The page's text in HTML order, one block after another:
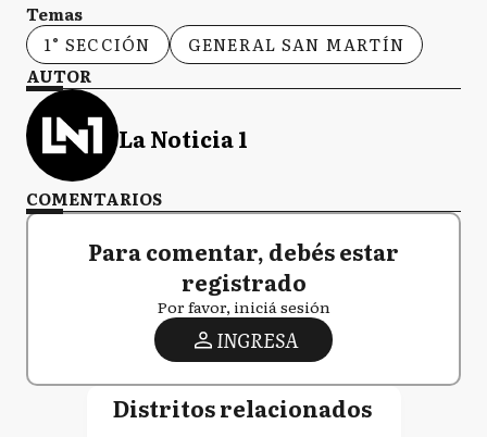
Temas
1° SECCIÓN
GENERAL SAN MARTÍN
AUTOR
La Noticia 1
COMENTARIOS
Para comentar, debés estar
registrado
Por favor, iniciá sesión
INGRESA
Distritos relacionados